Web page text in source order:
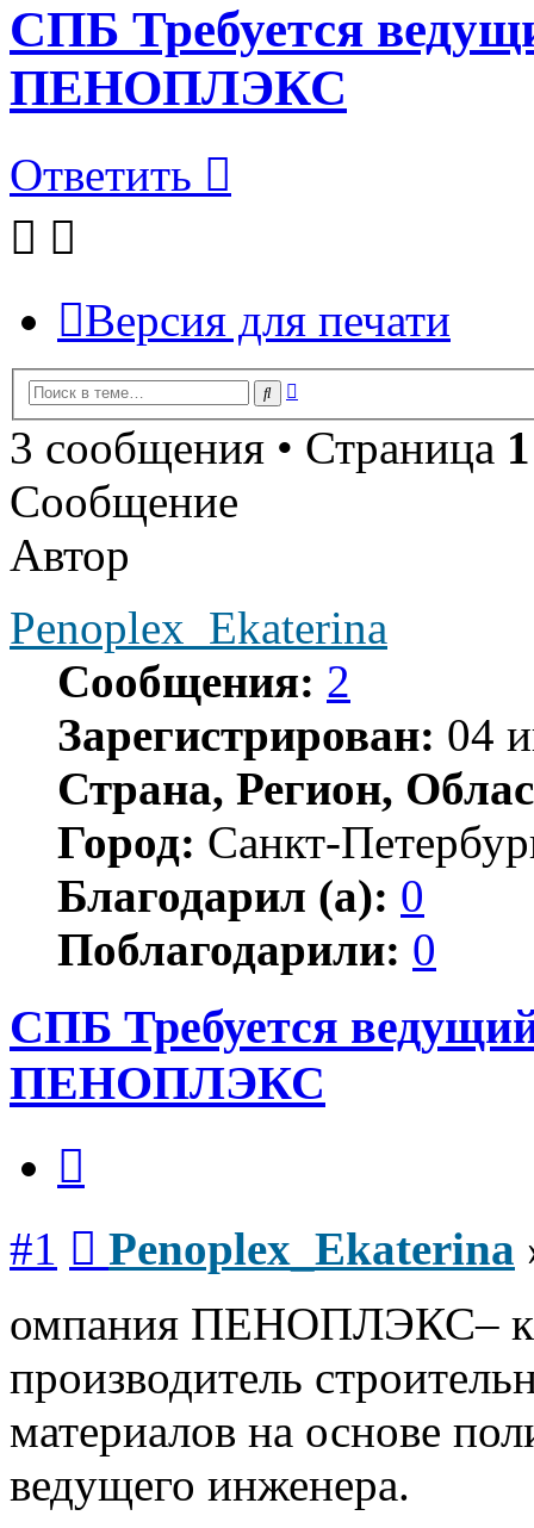
СПБ Требуется
ПЕНОПЛЭКС
Ответить
Версия для печати
Поиск
3 сообщения • Страница 1
Сообщение
Автор
Penoplex_Ekaterina
Сообщения: 2
Зарегистрирован: 04
Страна, Регион,
Город: Санкт-
Благодарил (а): 0
Поблагодарили: 0
СПБ Требуется
ПЕНОПЛЭКС
#1 Penoplex_Ekaterina
омпания ПЕНОПЛЭКС–
производитель
материалов на основе
ведущего инженера.